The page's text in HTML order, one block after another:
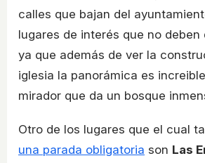
calles que bajan del
lugares de interés que no deben
ya que además de ver la
iglesia la panorámica es
mirador que da un bosque
Otro de los lugares que el cual
una parada obligatoria son Las